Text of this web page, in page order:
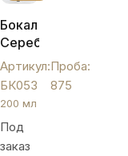
Бокал
Серебряный,
БК053
Артикул:
БК053
Проба:
875
200 мл
Под
заказ